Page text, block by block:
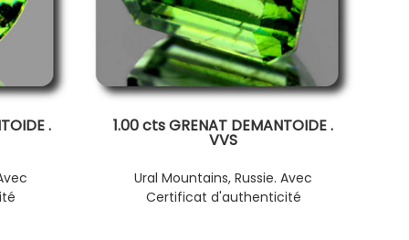
. 1.00 cts GRENAT DEMANTOIDE .
VVS
Ural Mountains, Russie. Avec
Certificat d'authenticité